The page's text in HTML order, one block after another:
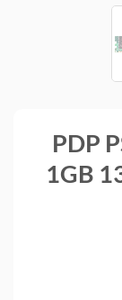
PDP
1GB